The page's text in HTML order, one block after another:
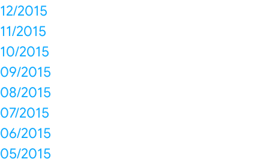
12/2015
11/2015
10/2015
09/2015
08/2015
07/2015
06/2015
05/2015